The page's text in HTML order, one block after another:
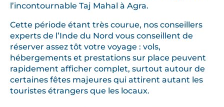
l’incontournable Taj Mahal à Agra.
Cette période étant très courue, nos conseillers
experts de l’Inde du Nord vous conseillent de
réserver assez tôt votre voyage : vols,
hébergements et prestations sur place peuvent
rapidement afficher complet, surtout autour de
certaines fêtes majeures qui attirent autant les
touristes étrangers que les locaux.